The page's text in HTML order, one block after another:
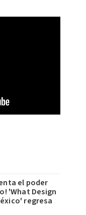
el poder
'What Design
regresa